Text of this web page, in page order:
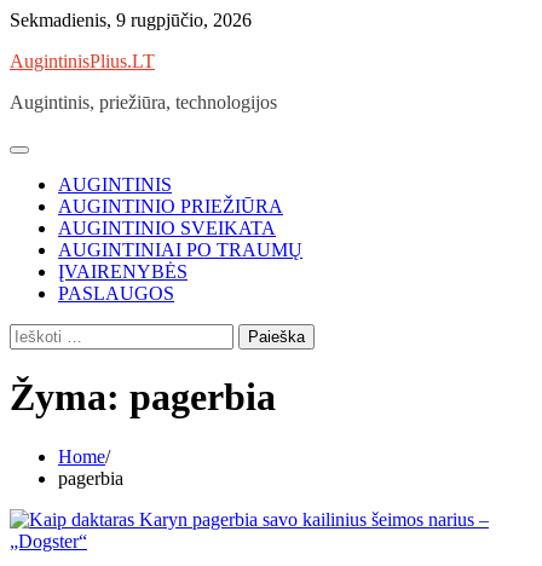
Skip
content
Sekmadienis, 9 rugpjūčio, 2026
AugintinisPlius.LT
Augintinis, priežiūra, technologijos
AUGINTINIS
AUGINTINIO PRIEŽIŪRA
AUGINTINIO SVEIKATA
AUGINTINIAI PO TRAUMŲ
ĮVAIRENYBĖS
PASLAUGOS
Ieškoti:
Žyma: pagerbia
Home
pagerbia